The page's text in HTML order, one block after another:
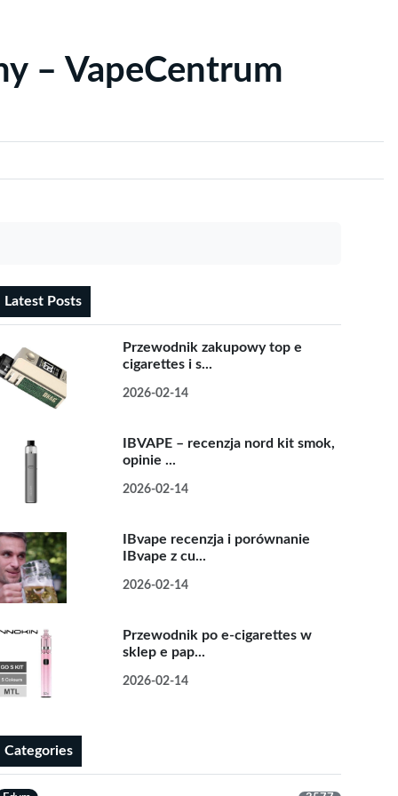
– VapeCentrum
Latest Posts
Przewodnik zakupowy top e
cigarettes i s...
2026-02-14
IBVAPE – recenzja nord kit smok,
opinie ...
2026-02-14
IBvape recenzja i porównanie
IBvape z cu...
2026-02-14
Przewodnik po e-cigarettes w
sklep e pap...
2026-02-14
Categories